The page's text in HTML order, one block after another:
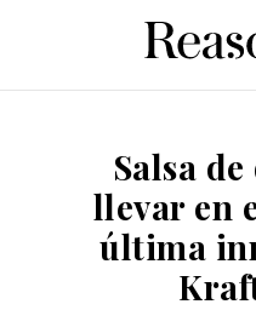
Salsa
llevar en
última